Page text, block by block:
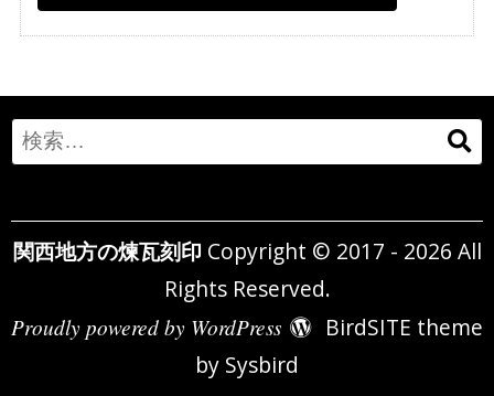
Search
for:
関西地方の煉瓦刻印 Copyright © 2017 - 2026 All
Rights Reserved.
Proudly powered by WordPress
BirdSITE theme
by Sysbird